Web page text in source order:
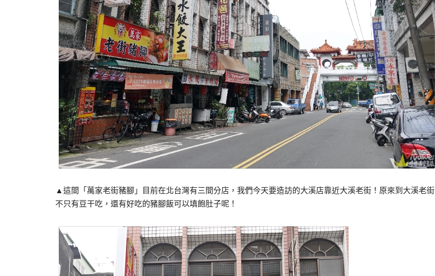
▲這間「萬家老街豬腳」目前在北台灣有三間分店，我們今天要造訪的大溪店靠近大溪老街！原來到大溪老街
不只有豆干吃，還有好吃的豬腳飯可以填飽肚子呢！